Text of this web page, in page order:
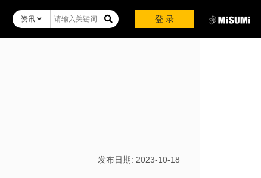
登 录
资讯
发布日期: 2023-10-18